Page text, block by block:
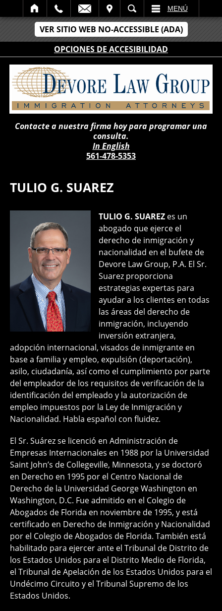
VER SITIO WEB NO-ACCESSIBLE (ADA)
OPCIONES DE ACCESIBILIDAD
BÚSCAR MENÚ
Contacte a nuestra firma hoy para programar una
consulta.
In English
561-478-5353
TULIO G. SUAREZ
TULIO G. SUAREZ es un
abogado que ejerce el
derecho de inmigración y
nacionalidad en el bufete de
Devore Law Group, P.A. El Sr.
Suarez proporciona
estrategias expertas para
ayudar a los clientes en todas
las áreas del derecho de
inmigración, incluyendo
inversión extranjera,
adopción internacional, visados de inmigrante en
base a familia y empleo, expulsión (deportación),
asilo, ciudadanía, así como el cumplimiento por parte
del empleador de los requisitos de verificación de la
identificación del empleado y la autorización de
empleo impuestos por la Ley de Inmigración y
Nacionalidad. Habla español con fluidez.
El Sr. Suárez se licenció en Administración de
Empresas Internacionales en 1988 por la Universidad
Saint John’s de Collegeville, Minnesota, y se doctoró
en Derecho en 1995 por el Centro Nacional de
Derecho de la Universidad George Washington en
Washington, D.C. Fue admitido en el Colegio de
Abogados de Florida en noviembre de 1995, y está
certificado en Derecho de Inmigración y Nacionalidad
por el Colegio de Abogados de Florida. También está
habilitado para ejercer ante el Tribunal de Distrito de
los Estados Unidos para el Distrito Medio de Florida,
el Tribunal de Apelación de los Estados Unidos para el
Undécimo Circuito y el Tribunal Supremo de los
Estados Unidos.